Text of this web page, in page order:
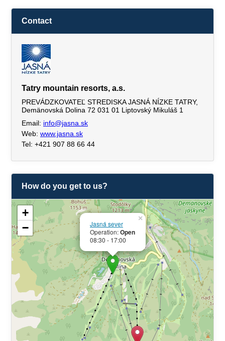
Contact
Tatry mountain resorts, a.s.
PREVÁDZKOVATEĽ STREDISKA JASNÁ NÍZKE TATRY,
Demänovská Dolina 72 031 01 Liptovský Mikuláš 1
Email: info@jasna.sk
Web: www.jasna.sk
Tel: +421 907 88 66 44
How do you get to us?
Jasná sever
Operation:Open
08:30 - 17:00
×
+
−